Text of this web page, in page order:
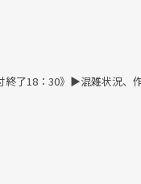
了18：30》▶︎混雑状況、